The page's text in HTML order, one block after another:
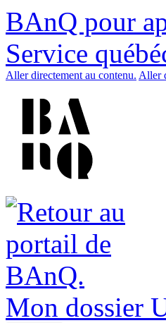
BAnQ pour
Service
Aller directement au contenu. Aller
Mon dossier